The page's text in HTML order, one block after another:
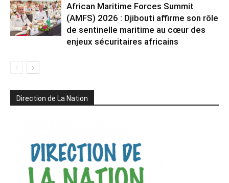
African Maritime Forces Summit
(AMFS) 2026 : Djibouti affirme son rôle
de sentinelle maritime au cœur des
enjeux sécuritaires africains
Direction de La Nation